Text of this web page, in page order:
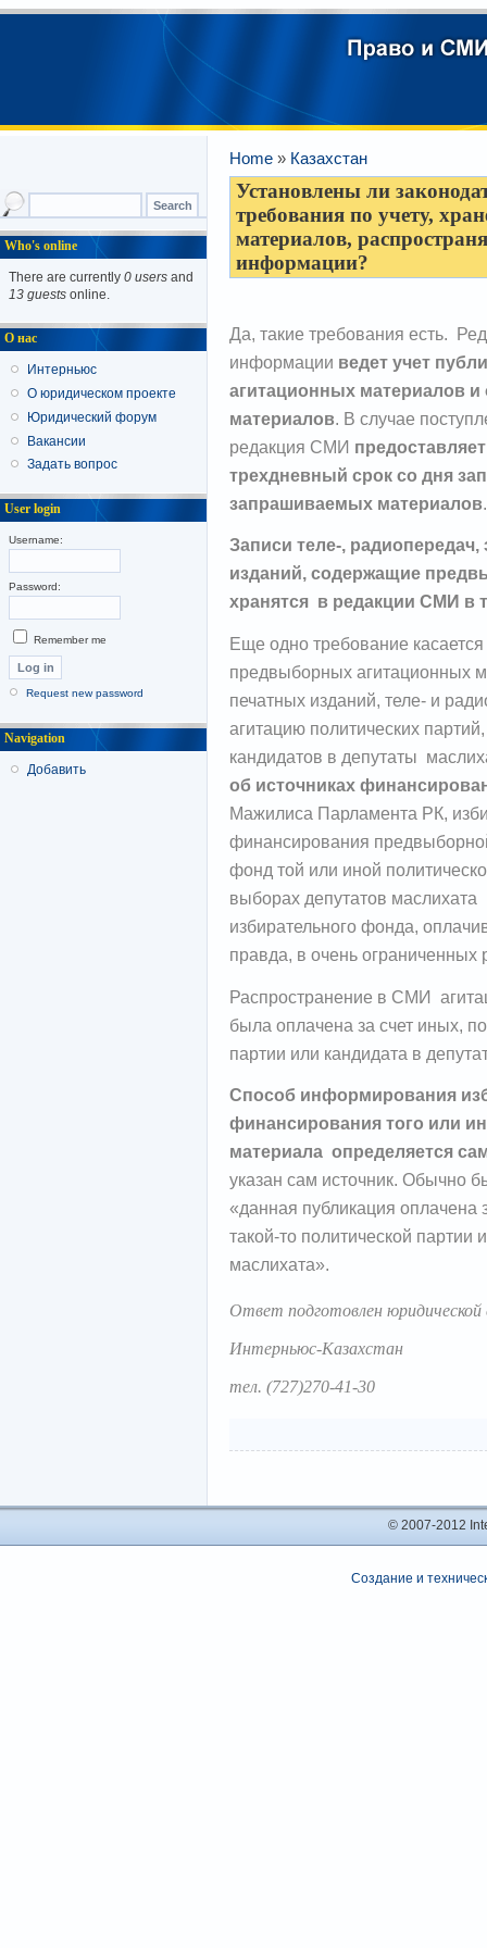
Home » Казахстан
Установлены ли
требования по учету,
материалов,
информации?
Да, такие требования есть.
информации ведет учет
агитационных материалов и
материалов. В случае
редакция СМИ
трехдневный срок со дня
запрашиваемых материалов.
Записи теле-,
изданий, содержащие
хранятся в редакции СМИ в
Еще одно требование
предвыборных агитационных
печатных изданий, теле- и
агитацию политических
кандидатов в депутаты
об источниках
Мажилиса Парламента РК,
финансирования
фонд той или иной
выборах депутатов
избирательного фонда,
правда, в очень ограниченных
Распространение в СМИ
была оплачена за счет иных,
партии или кандидата в
Способ информирования
финансирования того или
материала определяется
указан сам источник. Обычно
«данная публикация оплачена
такой-то политической партии
маслихата».
Ответ подготовлен
Интерньюс-Казахстан
тел. (727)270-41-30
Who's online
There are currently 0 users and
13 guests online.
О нас
Интерньюс
О юридическом проекте
Юридический форум
Вакансии
Задать вопрос
User login
Username:
Password:
Remember me
Request new password
Navigation
Добавить
© 2007-2012
Создание и